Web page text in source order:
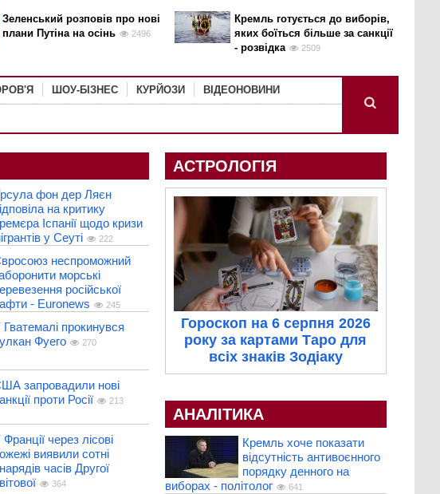
Зеленський розповів про нові
плани Путіна на осінь
2496
Кремль готується до виборів,
яких боїться більше за санкції
- розвідка
2509
ШОУ-БІЗНЕС КУРЙОЗИ ВІДЕОНОВИНИ
фон дер Ляєн
на критику
Іспанії щодо кризи
у Сеуті
222
неспроможний
морські
російської
- Euronews
245
Гватемалі прокинувся
Фуего
270
запровадили нові
проти Росії
213
через лісові
виявили сотні
часів Другої
364
АСТРОЛОГІЯ
Гороскоп на 6 серпня 2026
року за картами Таро для
всіх знаків Зодіаку
АНАЛІТИКА
Кремль хоче показати
відсутність антивоєнного
порядку денного на
виборах - політолог
641